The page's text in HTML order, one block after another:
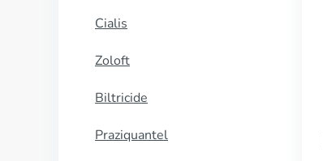
Cialis
Zoloft
Biltricide
Praziquantel